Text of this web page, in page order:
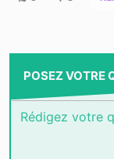
POSEZ VOTRE